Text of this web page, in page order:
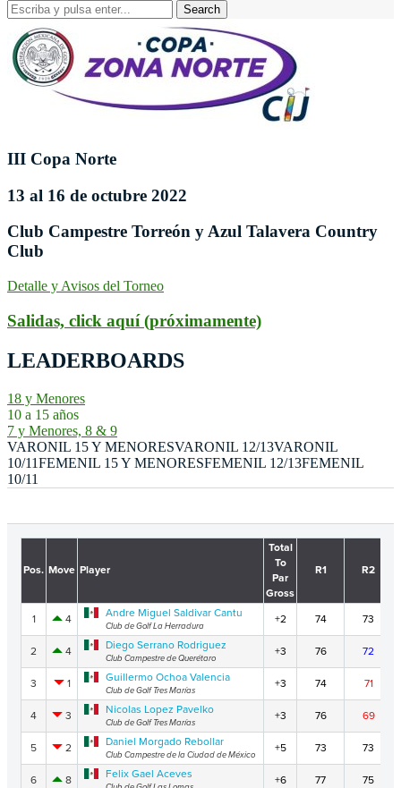
III Copa Norte
13 al 16 de octubre 2022
Club Campestre Torreón y Azul Talavera Country
Club
Detalle y Avisos del Torneo
Salidas, click aquí (próximamente)
LEADERBOARDS
18 y Menores
10 a 15 años
7 y Menores, 8 & 9
VARONIL 15 Y MENORESVARONIL 12/13VARONIL
10/11FEMENIL 15 Y MENORESFEMENIL 12/13FEMENIL
10/11